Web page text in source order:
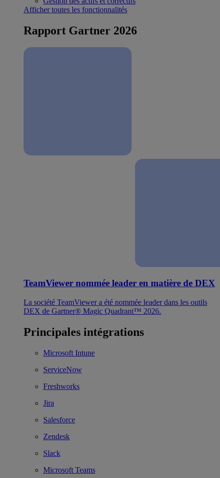
Afficher toutes les fonctionnalités
Rapport Gartner 2026
TeamViewer nommée leader en matière de DEX
La société TeamViewer a été nommée leader dans les outils
DEX de Gartner® Magic Quadrant™ 2026.
Principales intégrations
Microsoft Intune
ServiceNow
Freshworks
Jira
Salesforce
Zendesk
Slack
Microsoft Teams